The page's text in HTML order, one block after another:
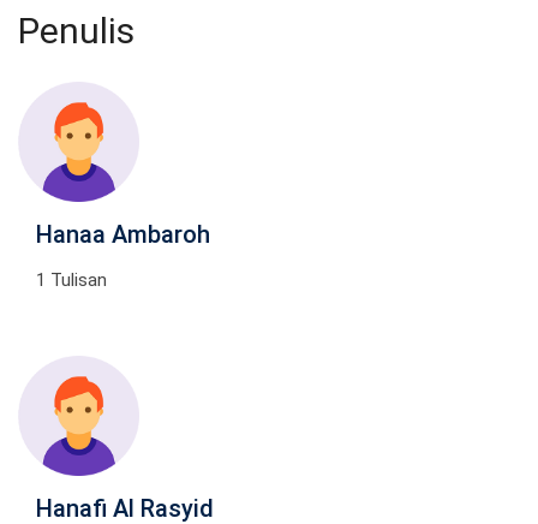
Penulis
Hanaa Ambaroh
1 Tulisan
Hanafi Al Rasyid